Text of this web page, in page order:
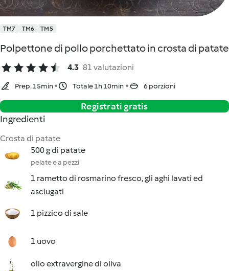
TM7 TM6 TM5
Polpettone di pollo porchettato in crosta di patate
4.3 81 valutazioni
Prep. 15min Totale 1h 10min 6 porzioni
Registrati gratis
Ingredienti
Crosta di patate
500 g di patate
pelate e a pezzi
1 rametto di rosmarino fresco, gli aghi lavati ed
asciugati
1 pizzico di sale
1 uovo
olio extravergine di oliva